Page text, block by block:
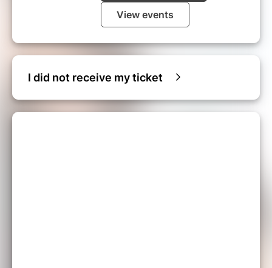
View events
I did not receive my ticket